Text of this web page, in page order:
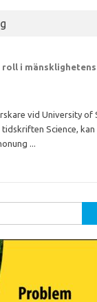
i
vid University of
Science,
...